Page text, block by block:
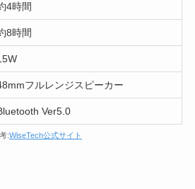
4時間
8時間
フルレンジスピーカー
Ver5.0
:WiseTech公式サイト